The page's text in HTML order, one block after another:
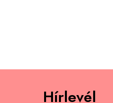
Ajándékok 10 éves gyerekeknek
Hírlevél